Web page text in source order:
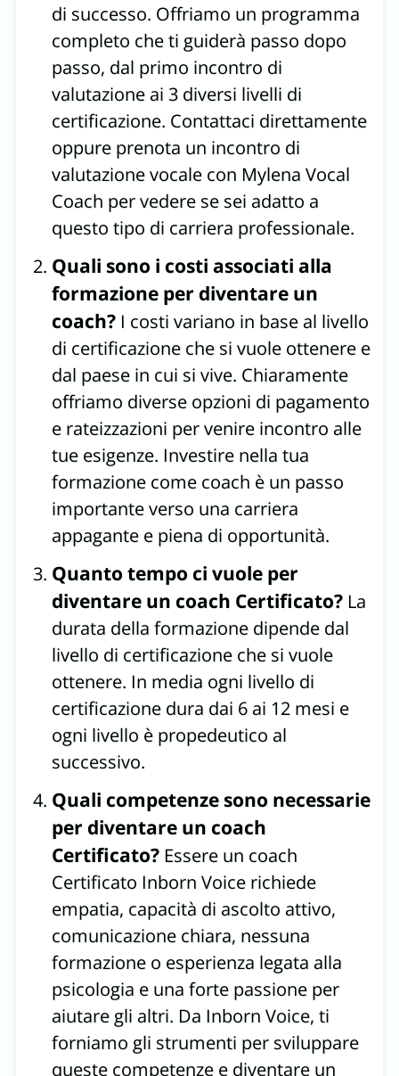
di successo. Offriamo un programma
completo che ti guiderà passo dopo
passo, dal primo incontro di
valutazione ai 3 diversi livelli di
certificazione. Contattaci direttamente
oppure prenota un incontro di
valutazione vocale con Mylena Vocal
Coach per vedere se sei adatto a
questo tipo di carriera professionale.
Quali sono i costi associati alla
formazione per diventare un
coach? I costi variano in base al livello
di certificazione che si vuole ottenere e
dal paese in cui si vive. Chiaramente
offriamo diverse opzioni di pagamento
e rateizzazioni per venire incontro alle
tue esigenze. Investire nella tua
formazione come coach è un passo
importante verso una carriera
appagante e piena di opportunità.
Quanto tempo ci vuole per
diventare un coach Certificato? La
durata della formazione dipende dal
livello di certificazione che si vuole
ottenere. In media ogni livello di
certificazione dura dai 6 ai 12 mesi e
ogni livello è propedeutico al
successivo.
Quali competenze sono necessarie
per diventare un coach
Certificato? Essere un coach
Certificato Inborn Voice richiede
empatia, capacità di ascolto attivo,
comunicazione chiara, nessuna
formazione o esperienza legata alla
psicologia e una forte passione per
aiutare gli altri. Da Inborn Voice, ti
forniamo gli strumenti per sviluppare
queste competenze e diventare un